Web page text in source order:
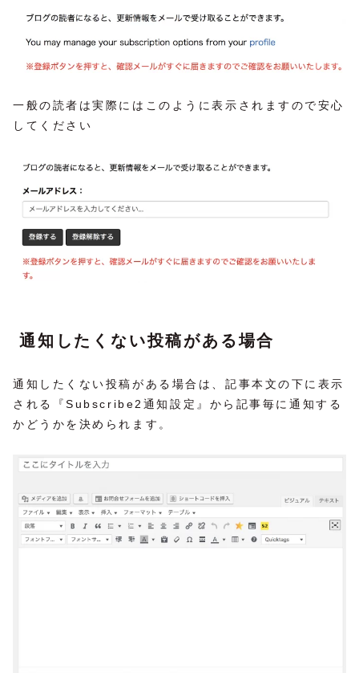
一般の読者は実際にはこのように表示されますので安心
してください
通知したくない投稿がある場合
通知したくない投稿がある場合は、記事本文の下に表示
される『Subscribe2通知設定』から記事毎に通知する
かどうかを決められます。